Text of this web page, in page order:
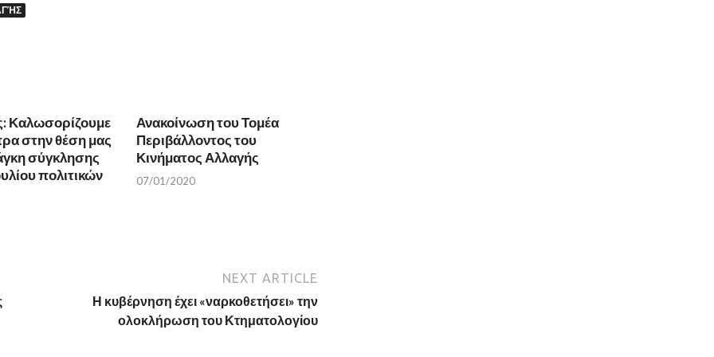
Καλωσορίζουμε
στην θέση μας
σύγκλησης
πολιτικών
Ανακοίνωση του Τομέα
Περιβάλλοντος του
Κινήματος Αλλαγής
07/01/2020
NEXT ARTICLE
Η κυβέρνηση έχει «ναρκοθετήσει» την
ολοκλήρωση του Κτηματολογίου